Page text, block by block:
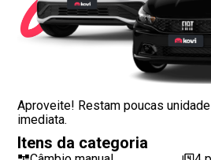
Aproveite! Restam poucas
imediata.
Itens da categoria